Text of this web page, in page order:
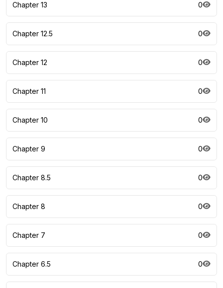
Chapter 13 0
Chapter 12.5 0
Chapter 12 0
Chapter 11 0
Chapter 10 0
Chapter 9 0
Chapter 8.5 0
Chapter 8 0
Chapter 7 0
Chapter 6.5 0